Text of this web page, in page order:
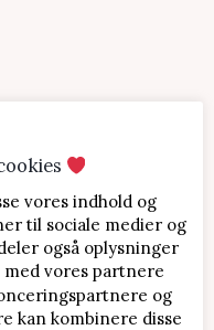
vores indhold og
til sociale medier og
også oplysninger
vores partnere
og
kan kombinere disse